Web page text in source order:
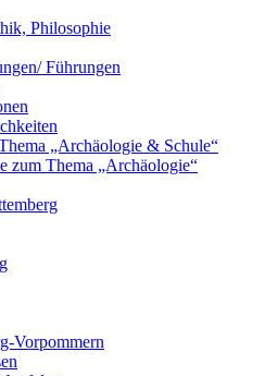
Philosophie
Führungen
„Archäologie & Schule“
zum Thema „Archäologie“
Vorpommern